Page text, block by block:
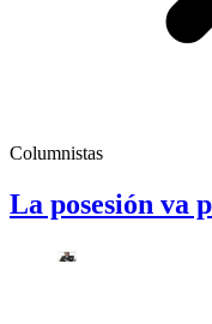
Columnistas
La posesión va